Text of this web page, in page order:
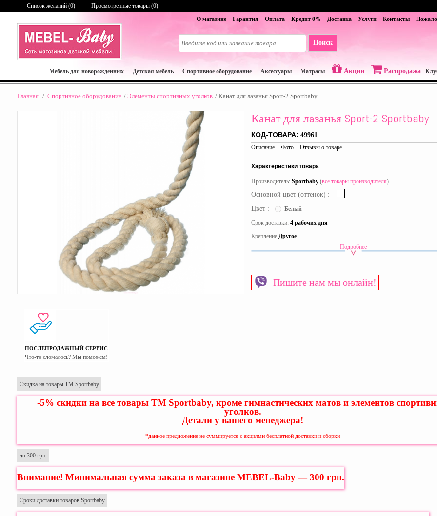
О магазине Гарантия Оплата Кредит 0% Доставка Услуги Контакты
Список желаний (0) Просмотренные товары (0)
Мебель для новорожденных Детская мебель Спортивное оборудование Аксессуары Матрасы Акции Распродажа
Главная / Спортивное оборудование / Элементы спортивных уголков / Канат для лазанья Sport-2 Sportbaby
Канат для лазанья Sport-2 Sportbaby
КОД-ТОВАРА: 49961
Описание Фото Отзывы о товаре
Характеристики товара
Производитель: Sportbaby (все товары производителя)
Основной цвет (оттенок) :
Цвет :
Белый
Срок доставки: 4 рабочих дня
Крепление Другое
Исполнение Для помещения
Страна производитель Украина
Подробнее
Пишите нам мы онлайн!
ПОСЛЕПРОДАЖНЫЙ СЕРВИС
Что-то сломалось? Мы поможем!
Скидка на товары ТМ Sportbaby
-5% скидки на все товары ТМ Sportbaby, кроме гимнастических матов и элементов
уголков.
Детали у вашего менеджера!
*данное предложение не суммируется с акциями бесплатной доставки и сборки
до 300 грн.
Внимание! Минимальная сумма заказа в магазине MEBEL-Baby — 300 грн.
Сроки доставки товаров Sportbaby